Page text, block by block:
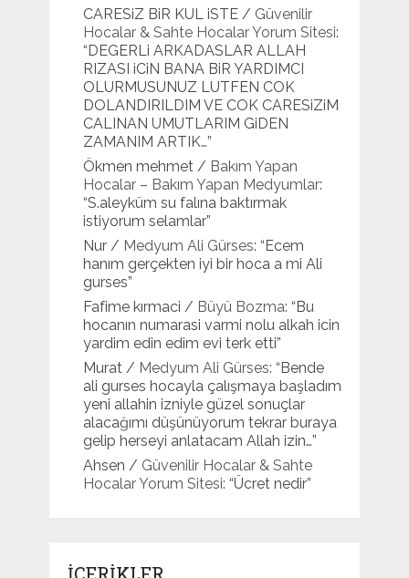
CARESiZ BiR KUL iSTE/ Güvenilir
Hocalar & Sahte Hocalar Yorum Sitesi:
“ DEGERLi ARKADASLAR ALLAH
RIZASI iCiN BANA BiR YARDIMCI
OLURMUSUNUZ LUTFEN COK
DOLANDIRILDIM VE COK CARESiZiM
CALINAN UMUTLARIM GiDEN
ZAMANIM ARTIK…”
Ökmen mehmet/ Bakım Yapan
Hocalar – Bakım Yapan Medyumlar:
“S.aleyküm su falına baktırmak
istiyorum selamlar”
Nur/ Medyum Ali Gürses: “ Ecem
hanım gerçekten iyi bir hoca a mi Ali
gurses”
Fafime kırmaci / Büyü Bozma: “ Bu
hocanın numarasi varmi nolu alkah icin
yardim edin edim evi terk etti”
Murat/ Medyum Ali Gürses: “ Bende
ali gurses hocayla çalışmaya başladım
yeni allahin izniyle güzel sonuçlar
alacağımı düşünüyorum tekrar buraya
gelip herseyi anlatacam Allah izin…”
Ahsen / Güvenilir Hocalar & Sahte
Hocalar Yorum Sitesi: “Ücret nedir”